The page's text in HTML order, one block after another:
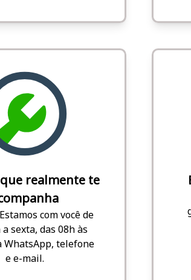
realmente te
com você de
sexta, das 08h às
WhatsApp, telefone
e e-mail.